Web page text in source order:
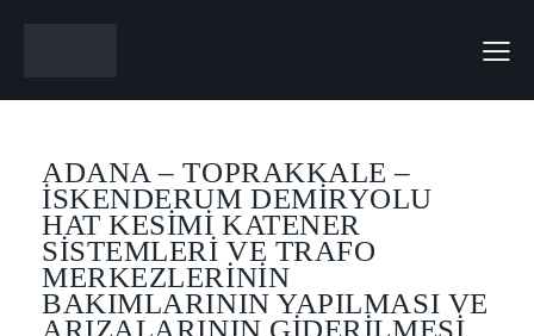
ADANA – TOPRAKKALE –
İSKENDERUM DEMIRYOLU
HAT KESIMI KATENER
SISTEMLERI VE TRAFO
MERKEZLERININ
BAKIMLARININ YAPILMASI VE
ARIZALARININ GIDERILMESI